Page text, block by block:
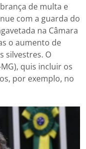
de multa e
com a guarda do
na Câmara
o aumento de
silvestres. O
quis incluir os
por exemplo, no